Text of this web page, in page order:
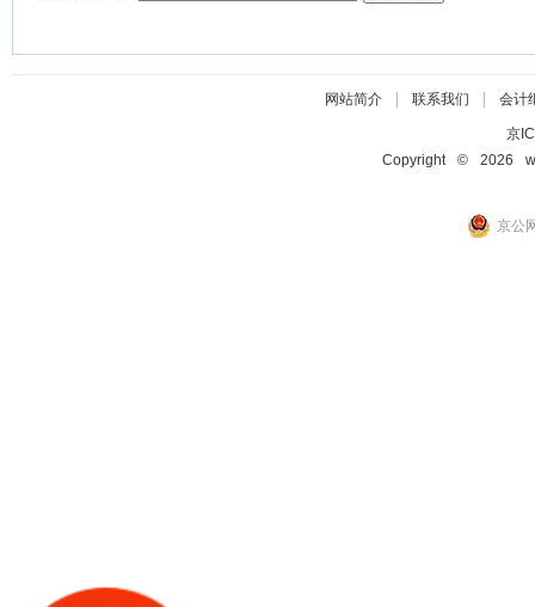
网站简介| 联系我们 会计
京
Copyright © 2026
京公